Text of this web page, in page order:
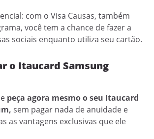
com o Visa Causas, também
você tem a chance de fazer a
sociais enquanto utiliza seu cartão.
o Itaucard Samsung
peça agora mesmo o seu Itaucard
sem pagar nada de anuidade e
as vantagens exclusivas que ele